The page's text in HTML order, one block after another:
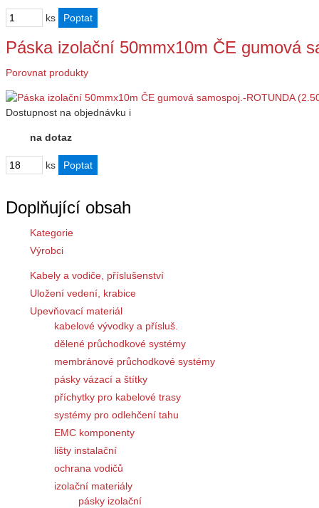
ks
Páska izolační 50mmx10m ČE gumová
Porovnat produkty
Dostupnost na objednávku i
na dotaz
ks
Doplňující obsah
Kategorie
Výrobci
Kabely a vodiče, příslušenství
Uložení vedení, krabice
Upevňovací materiál
kabelové vývodky a přísluš.
dělené průchodkové systémy
membránové průchodkové systémy
pásky vázací a štítky
příchytky pro kabelové trasy
systémy pro odlehčení tahu
EMC komponenty
lišty instalační
ochrana vodičů
izolační materiály
pásky izolační